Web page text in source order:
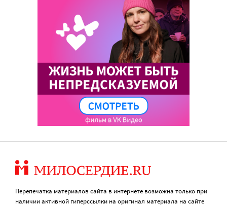
Перепечатка материалов сайта в интернете возможна только при
наличии активной гиперссылки на оригинал материала на сайте